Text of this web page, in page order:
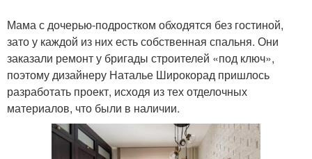
Мама с дочерью-подростком обходятся без гостиной,
зато у каждой из них есть собственная спальня. Они
заказали ремонт у бригады строителей «под ключ»,
поэтому дизайнеру Наталье Широкорад пришлось
разработать проект, исходя из тех отделочных
материалов, что были в наличии.